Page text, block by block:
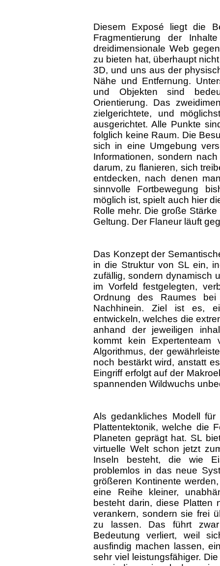
Diesem Exposé liegt die
Fragmentierung der
dreidimensionale Web
zu bieten hat, überhaupt
3D, und uns aus der
Nähe und Entfernung.
und Objekten sind
Orientierung. Das
zielgerichtete, und
ausgerichtet. Alle Punkte
folglich keine Raum. Die
sich in eine Umgebung
Informationen, sondern
darum, zu flanieren, sich
entdecken, nach denen
sinnvolle Fortbewegung
möglich ist, spielt auch hier
Rolle mehr. Die große
Geltung. Der Flaneur läuft
Das Konzept der
in die Struktur von SL ein,
zufällig, sondern dynamisch
im Vorfeld festgelegten,
Ordnung des Raumes
Nachhinein. Ziel ist es,
entwickeln, welches die
anhand der jeweiligen
kommt kein
Algorithmus, der
noch bestärkt wird, anstatt
Eingriff erfolgt auf der
spannenden Wildwuchs
Als gedankliches Modell für
Plattentektonik, welche die
Planeten geprägt hat. SL
virtuelle Welt schon jetzt
Inseln besteht, die wie
problemlos in das neue
größeren Kontinente
eine Reihe kleiner,
besteht darin, diese
verankern, sondern sie frei
zu lassen. Das führt
Bedeutung verliert, weil
ausfindig machen lassen,
sehr viel leistungsfähiger.